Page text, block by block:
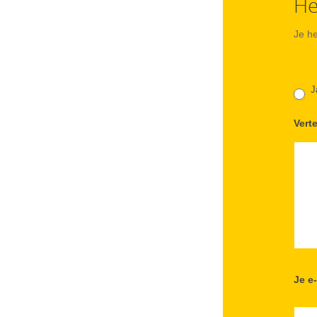
Je
Je